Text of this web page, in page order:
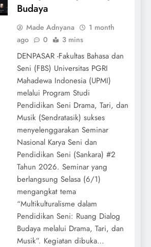
Budaya
Made Adnyana
1 month
ago
0 3 mins
DENPASAR -Fakultas Bahasa dan
Seni (FBS) Universitas PGRI
Mahadewa Indonesia (UPMI)
melalui Program Studi
Pendidikan Seni Drama, Tari, dan
Musik (Sendratasik) sukses
menyelenggarakan Seminar
Nasional Karya Seni dan
Pendidikan Seni (Sankara) #2
Tahun 2026. Seminar yang
berlangsung Selasa (6/1)
mengangkat tema
“Multikulturalisme dalam
Pendidikan Seni: Ruang Dialog
Budaya melalui Drama, Tari, dan
Musik”. Kegiatan dibuka…